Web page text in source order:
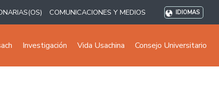
COMUNICACIONES Y MEDIOS IDIOMAS
Investigación Vida Usachina Consejo Universitario